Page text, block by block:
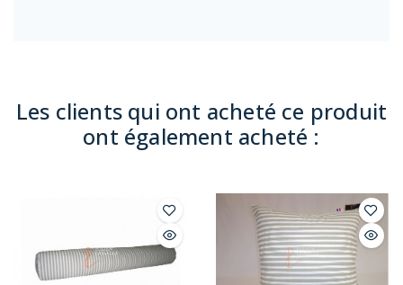
Les clients qui ont acheté ce produit
ont également acheté :